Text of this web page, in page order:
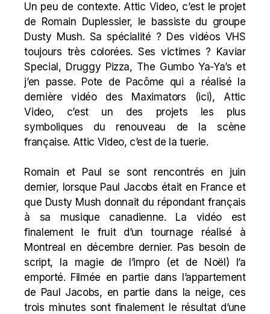
Un peu de contexte. Attic Video, c’est le projet
de Romain Duplessier, le bassiste du groupe
Dusty Mush. Sa spécialité ? Des vidéos VHS
toujours très colorées. Ses victimes ? Kaviar
Special , Druggy Pizza, The Gumbo Ya-Ya’s et
j’en passe. Pote de Pacôme qui a réalisé la
dernière vidéo des Maximators (ici), Attic
Video, c’est un des projets les plus
symboliques du renouveau de la scène
française. Attic Video, c’est de la tuerie.
Romain et Paul se sont rencontrés en juin
dernier, lorsque Paul Jacobs était en France et
que Dusty Mush donnait du répondant français
à sa musique canadienne. La vidéo est
finalement le fruit d’un tournage réalisé à
Montreal en décembre dernier. Pas besoin de
script, la magie de l’impro (et de Noël) l’a
emporté. Filmée en partie dans l’appartement
de Paul Jacobs, en partie dans la neige, ces
trois minutes sont finalement le résultat d’une